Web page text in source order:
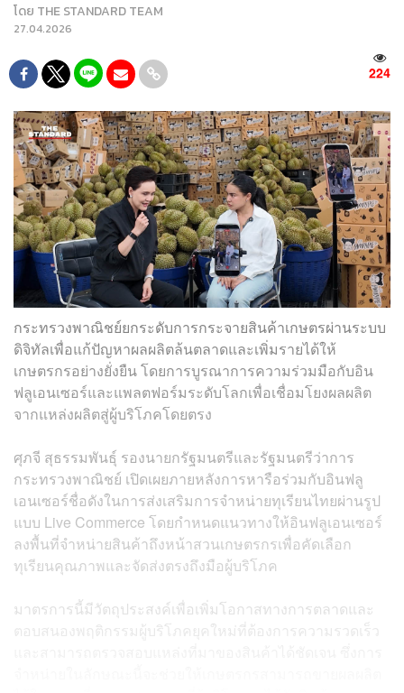
โดย THE STANDARD TEAM
27.04.2026
224
กระทรวงพาณิชย์ยกระดับการกระจายสินค้าเกษตรผ่านระบบ
ดิจิทัลเพื่อแก้ปัญหาผลผลิตล้นตลาดและเพิ่มรายได้ให้
เกษตรกรอย่างยั่งยืน โดยการบูรณาการความร่วมมือกับอิน
ฟลูเอนเซอร์และแพลตฟอร์มระดับโลกเพื่อเชื่อมโยงผลผลิต
จากแหล่งผลิตสู่ผู้บริโภคโดยตรง
ศุภจี สุธรรมพันธุ์ รองนายกรัฐมนตรีและรัฐมนตรีว่าการ
กระทรวงพาณิชย์ เปิดเผยภายหลังการหารือร่วมกับอินฟลู
เอนเซอร์ชื่อดังในการส่งเสริมการจำหน่ายทุเรียนไทยผ่านรูป
แบบ Live Commerce โดยกำหนดแนวทางให้อินฟลูเอนเซอร์
ลงพื้นที่จำหน่ายสินค้าถึงหน้าสวนเกษตรกรเพื่อคัดเลือก
ทุเรียนคุณภาพและจัดส่งตรงถึงมือผู้บริโภค
มาตรการนี้มีวัตถุประสงค์เพื่อเพิ่มโอกาสทางการตลาดและ
ตอบสนองพฤติกรรมผู้บริโภคยุคใหม่ที่ต้องการความรวดเร็ว